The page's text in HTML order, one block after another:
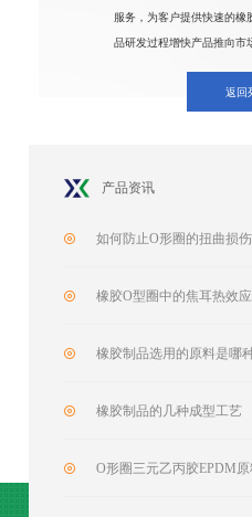
服务，为客户提供快速的橡
品研发过程增快产品推向市
返回
产品资讯
如何防止O形圈的扭曲损伤
橡胶O型圈中的焦耳热效应
橡胶制品选用的原料是哪
橡胶制品的几种成型工艺
O形圈三元乙丙胶EPDM